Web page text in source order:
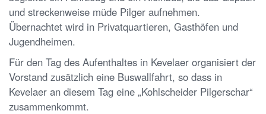
und streckenweise müde Pilger aufnehmen.
Übernachtet wird in Privatquartieren, Gasthöfen und
Jugendheimen.
Für den Tag des Aufenthaltes in Kevelaer organisiert der
Vorstand zusätzlich eine Buswallfahrt, so dass in
Kevelaer an diesem Tag eine „Kohlscheider Pilgerschar“
zusammenkommt.